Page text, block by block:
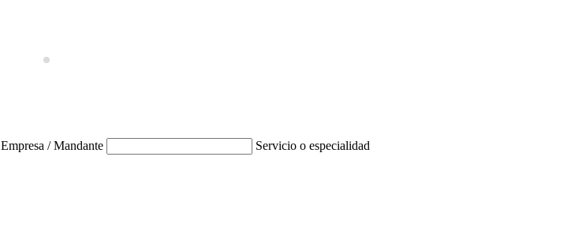
Empresa / Mandante Servicio o especialidad